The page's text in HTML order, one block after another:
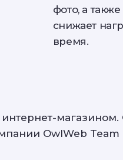
фото, а
снижает
время.
OwlWeb Team